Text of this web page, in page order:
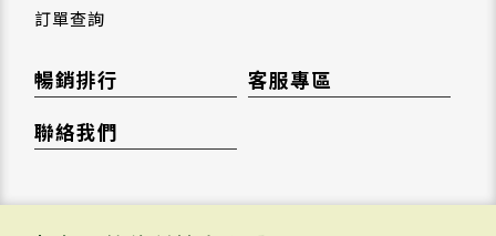
訂單查詢
暢銷排行
客服專區
聯絡我們